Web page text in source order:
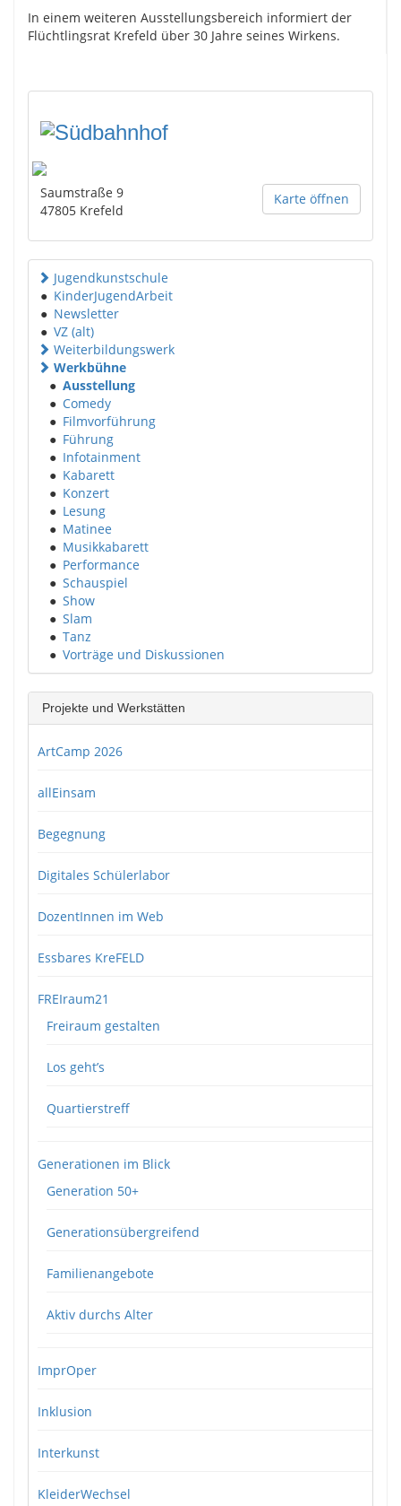
In einem weiteren Ausstellungsbereich informiert der
Flüchtlingsrat Krefeld über 30 Jahre seines Wirkens.
Karte öffnen
Saumstraße 9
47805 Krefeld
Jugendkunstschule
● KinderJugendArbeit
● Newsletter
● VZ (alt)
Weiterbildungswerk
Werkbühne
● Ausstellung
● Comedy
● Filmvorführung
● Führung
● Infotainment
● Kabarett
● Konzert
● Lesung
● Matinee
● Musikkabarett
● Performance
● Schauspiel
● Show
● Slam
● Tanz
● Vorträge und Diskussionen
Projekte und Werkstätten
ArtCamp 2026
allEinsam
Begegnung
Digitales Schülerlabor
DozentInnen im Web
Essbares KreFELD
FREIraum21
Freiraum gestalten
Los geht’s
Quartierstreff
Generationen im Blick
Generation 50+
Generationsübergreifend
Familienangebote
Aktiv durchs Alter
ImprOper
Inklusion
Interkunst
KleiderWechsel